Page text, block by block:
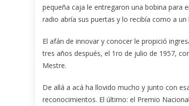
pequeña caja le entregaron una bobina para
radio abría sus puertas y lo recibía como a un
El afán de innovar y conocer le propició
tres años después, el 1ro de julio de 1957,
Mestre.
De allá a acá ha llovido mucho y junto con
reconocimientos. El último: el Premio